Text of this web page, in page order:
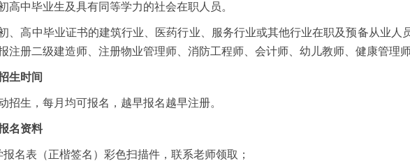
中毕业生及具有同等学力的社会在职人员。
高中毕业证书的建筑行业、医药行业、服务行业或其他行业在职及预备从业人
注册二级建造师、注册物业管理师、消防工程师、会计师、幼儿教师、健康管理
生时间
生，每月均可报名，越早报名越早注册。
名资料
表（正楷签名）彩色扫描件，联系老师领取；